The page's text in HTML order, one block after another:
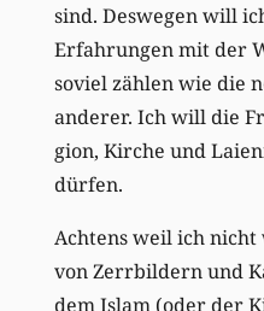
sind. Deswegen will
Erfahrungen mit der
soviel zählen wie die
anderer. Ich will die
gion, Kirche und
dürfen.
Achtens weil ich
von Zerrbildern und
dem Islam (oder der